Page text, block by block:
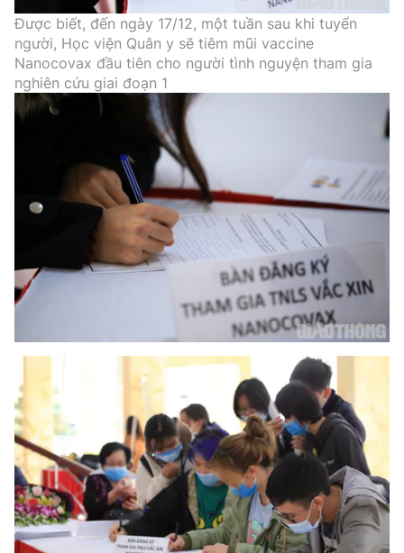
Được biết, đến ngày 17/12, một tuần sau khi tuyển
người, Học viện Quân y sẽ tiêm mũi vaccine
Nanocovax đầu tiên cho người tình nguyện tham gia
nghiên cứu giai đoạn 1